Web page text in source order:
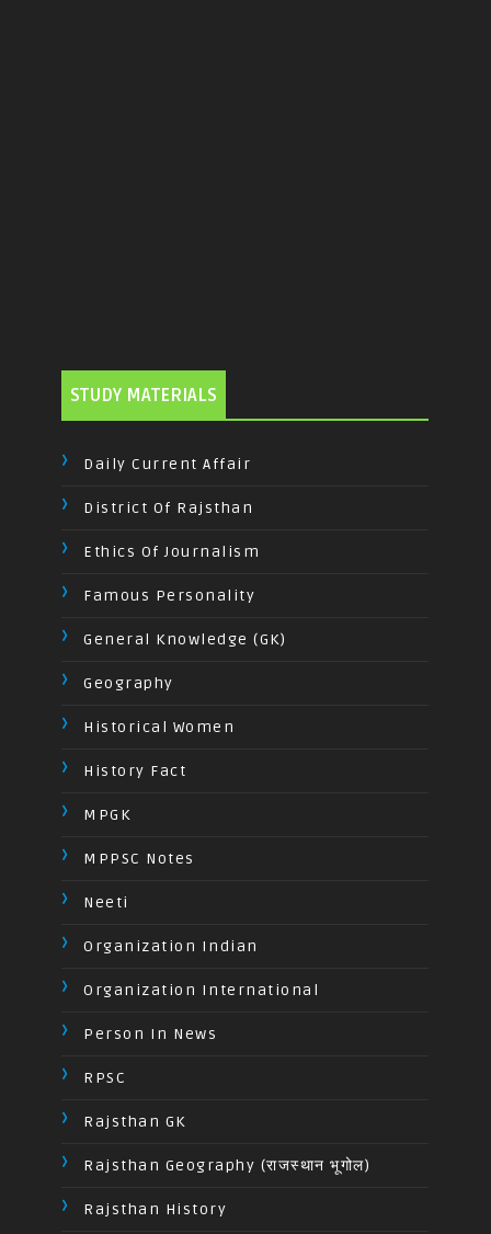
STUDY MATERIALS
Daily Current Affair
District Of Rajsthan
Ethics Of Journalism
Famous Personality
General Knowledge (GK)
Geography
Historical Women
History Fact
MPGK
MPPSC Notes
Neeti
Organization Indian
Organization International
Person In News
RPSC
Rajsthan GK
Rajsthan Geography (राजस्थान भूगोल)
Rajsthan History